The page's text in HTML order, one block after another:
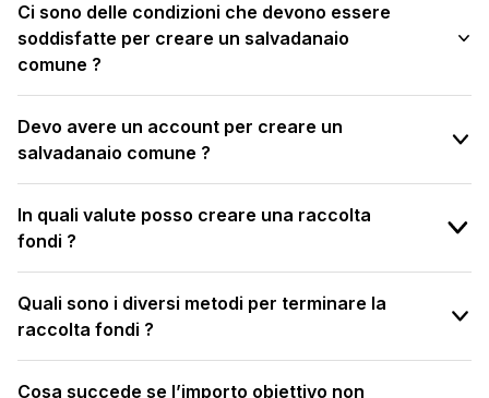
Ci sono delle condizioni che devono essere
soddisfatte per creare un salvadanaio
comune ?
Devo avere un account per creare un
salvadanaio comune ?
In quali valute posso creare una raccolta
fondi ?
Quali sono i diversi metodi per terminare la
raccolta fondi ?
Cosa succede se l’importo obiettivo non